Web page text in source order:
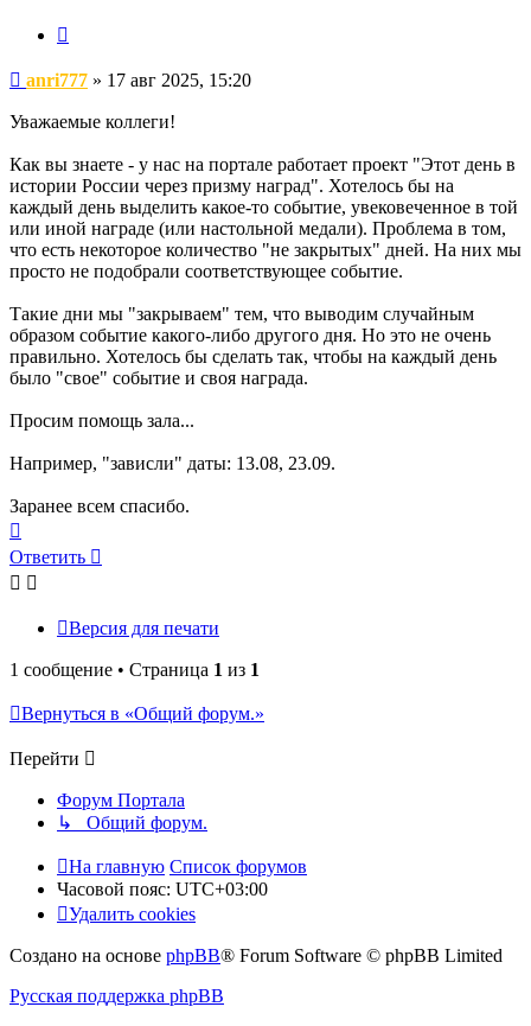
Сообщение
anri777 » 17 авг 2025, 15:20
Уважаемые коллеги!
Как вы знаете - у нас на портале работает проект "Этот день в
истории России через призму наград". Хотелось бы на
каждый день выделить какое-то событие, увековеченное в той
или иной награде (или настольной медали). Проблема в том,
что есть некоторое количество "не закрытых" дней. На них мы
просто не подобрали соответствующее событие.
Такие дни мы "закрываем" тем, что выводим случайным
образом событие какого-либо другого дня. Но это не очень
правильно. Хотелось бы сделать так, чтобы на каждый день
было "свое" событие и своя награда.
Просим помощь зала...
Например, "зависли" даты: 13.08, 23.09.
Заранее всем спасибо.
к
началу
Ответить
Версия для печати
1 сообщение • Страница 1 из 1
Вернуться в «Общий форум.»
Перейти
Форум Портала
↳ Общий форум.
На главную Список форумов
Часовой пояс: UTC+03:00
Удалить cookies
Создано на основе phpBB® Forum Software © phpBB Limited
Русская поддержка phpBB